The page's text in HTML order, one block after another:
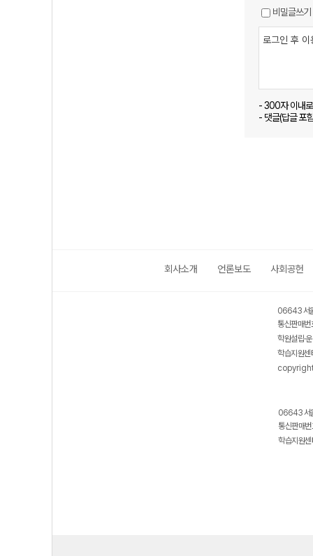
비밀글쓰기
- 300자 이내
- 댓글(답글 포
회사소개 언론보도 사회공헌
06643 서
통신판매
학원설립·
학습지원
06643 서
통신판매
학습지원